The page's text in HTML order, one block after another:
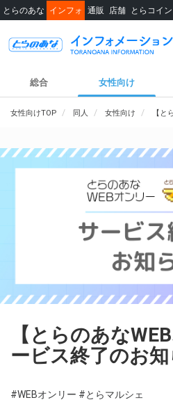
とらのあな インフォ 通販 店舗 とらコイン
総合 女性向け
女性向けTOP 同人 女性向け 【
【とらのあな
ービス終了のお
#WEBオンリー #とらマルシェ